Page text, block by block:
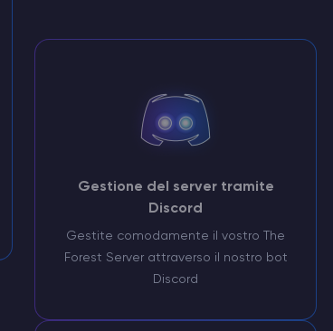
Gestione del server tramite
Discord
Gestite comodamente il vostro The
Forest Server attraverso il nostro bot
Discord